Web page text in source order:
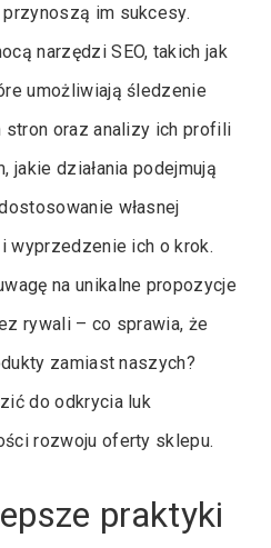
im sukcesy.
narzędzi SEO, takich jak
umożliwiają śledzenie
stron oraz analizy ich profili
jakie działania podejmują
własnej
wyprzedzenie ich o krok.
na unikalne propozycje
rywali – co sprawia, że
zamiast naszych?
do odkrycia luk
rozwoju oferty sklepu.
praktyki